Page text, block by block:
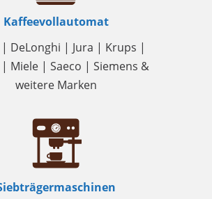
Kaffeevollautomat
| DeLonghi | Jura | Krups |
Miele | Saeco | Siemens &
weitere Marken